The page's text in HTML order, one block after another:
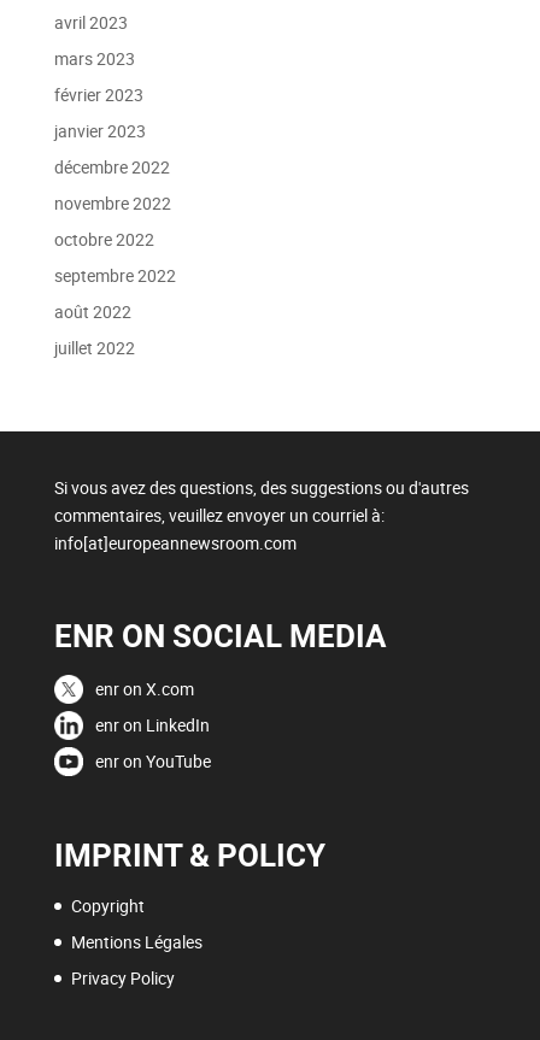
avril 2023
mars 2023
février 2023
janvier 2023
décembre 2022
novembre 2022
octobre 2022
septembre 2022
août 2022
juillet 2022
Si vous avez des questions, des suggestions ou d'autres
commentaires, veuillez envoyer un courriel à:
info[at]europeannewsroom.com
ENR ON SOCIAL MEDIA
enr on X.com
enr on LinkedIn
enr on YouTube
IMPRINT & POLICY
Copyright
Mentions Légales
Privacy Policy